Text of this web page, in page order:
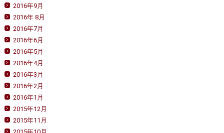
2016年9月
2016年 8月
2016年7月
2016年6月
2016年5月
2016年4月
2016年3月
2016年2月
2016年1月
2015年12月
2015年11月